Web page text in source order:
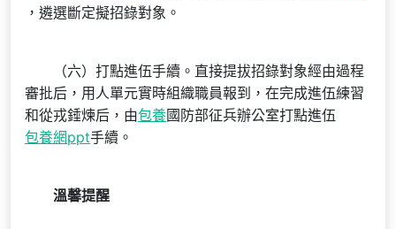
，遴選斷定擬招錄對象。
（六）打點進伍手續。直接提拔招錄對象經由過程
審批后，用人單元實時組織職員報到，在完成進伍練習
和從戎錘煉后，由包養國防部征兵辦公室打點進伍
包養網ppt手續。
溫馨提醒